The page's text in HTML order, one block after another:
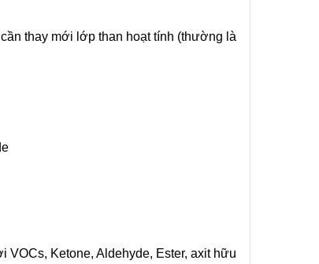
thay mới lớp than hoạt tính (thường là
Ketone, Aldehyde, Ester, axit hữu